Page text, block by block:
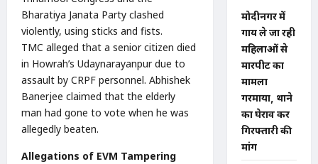
Bharatiya Janata Party clashed
violently, using sticks and fists.
TMC alleged that a senior citizen died
in Howrah’s Udaynarayanpur due to
assault by CRPF personnel. Abhishek
Banerjee claimed that the elderly
man had gone to vote when he was
allegedly beaten.
Allegations of EVM Tampering
मोदीनगर में
गाय ले जा रही
महिलाओं से
मारपीट का
मामला
गरमाया, थाने
का घेराव कर
गिरफ्तारी की
मांग